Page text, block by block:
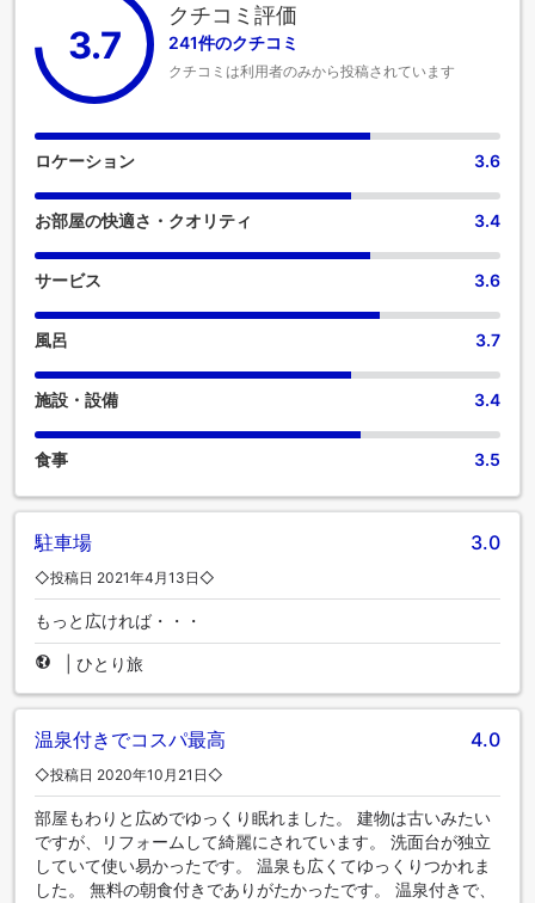
3.7
クチコミ評価
241件のクチコミ
クチコミは利用者のみから投稿されています
ロケーション 3.6
お部屋の快適さ・クオリティ 3.4
サービス 3.6
風呂 3.7
施設・設備 3.4
食事 3.5
駐車場 3.0
◇投稿日 2021年4月13日◇
もっと広ければ・・・
ひとり旅
温泉付きでコスパ最高 4.0
◇投稿日 2020年10月21日◇
部屋もわりと広めでゆっくり眠れました。 建物は古いみたい
ですが、リフォームして綺麗にされています。 洗面台が独立
していて使い易かったです。 温泉も広くてゆっくりつかれま
した。 無料の朝食付きでありがたかったです。 温泉付きで、